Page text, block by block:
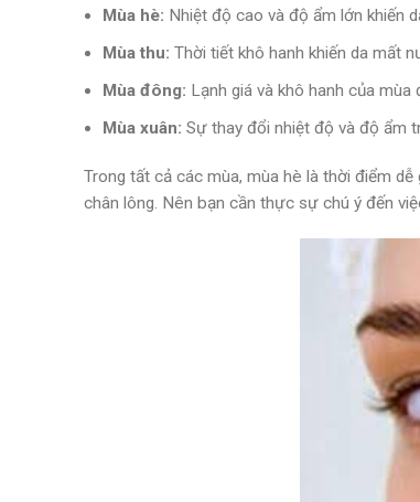
Mùa hè: Nhiệt độ cao và độ ẩm lớn khiến
Mùa thu: Thời tiết khô hanh khiến da mất
Mùa đông: Lạnh giá và khô hanh của
Mùa xuân: Sự thay đổi nhiệt độ và độ ẩm
Trong tất cả các mùa, mùa hè là thời điểm
chân lông. Nên bạn cần thực sự chú ý đến